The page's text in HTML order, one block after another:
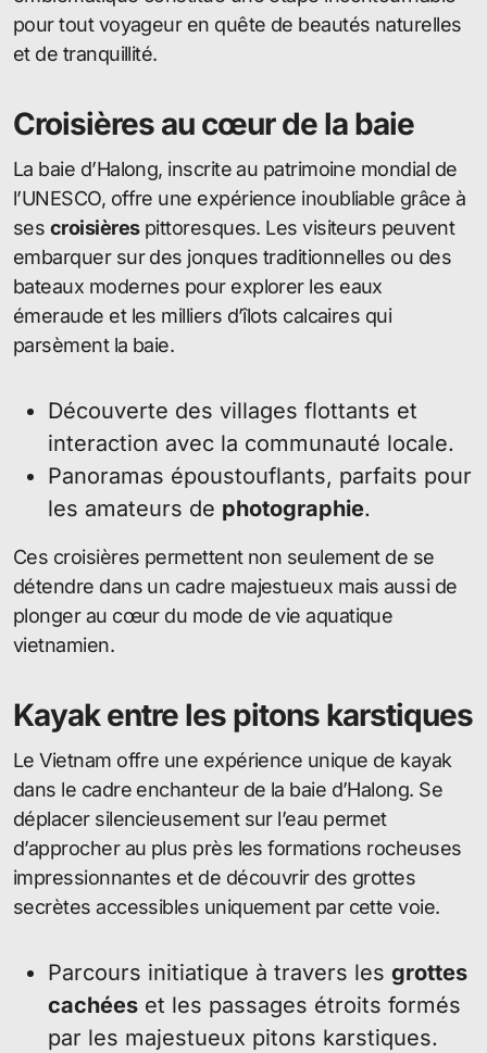
pour tout voyageur en quête de beautés naturelles
et de tranquillité.
Croisières au cœur de la baie
La baie d’Halong, inscrite au patrimoine mondial de
l’UNESCO, offre une expérience inoubliable grâce à
ses croisièrespittoresques. Les visiteurs peuvent
embarquer sur des jonques traditionnelles ou des
bateaux modernes pour explorer les eaux
émeraude et les milliers d’îlots calcaires qui
parsèment la baie.
Découverte des villages flottants et
interaction avec la communauté locale.
Panoramas époustouflants, parfaits pour
les amateurs de photographie.
Ces croisières permettent non seulement de se
détendre dans un cadre majestueux mais aussi de
plonger au cœur du mode de vie aquatique
vietnamien.
Kayak entre les pitons karstiques
Le Vietnam offre une expérience unique de kayak
dans le cadre enchanteur de la baie d’Halong. Se
déplacer silencieusement sur l’eau permet
d’approcher au plus près les formations rocheuses
impressionnantes et de découvrir des grottes
secrètes accessibles uniquement par cette voie.
Parcours initiatique à travers les grottes
cachées et les passages étroits formés
par les majestueux pitons karstiques.